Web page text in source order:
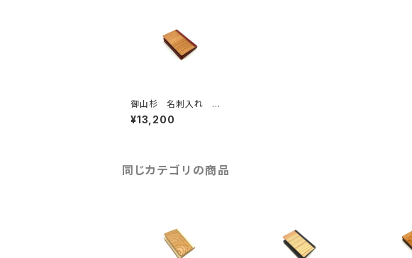
御山杉 名刺入れ ワ
インレッド
¥13,200
同じカテゴリの商品